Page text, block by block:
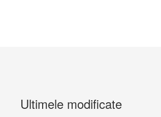
Ultimele modificate